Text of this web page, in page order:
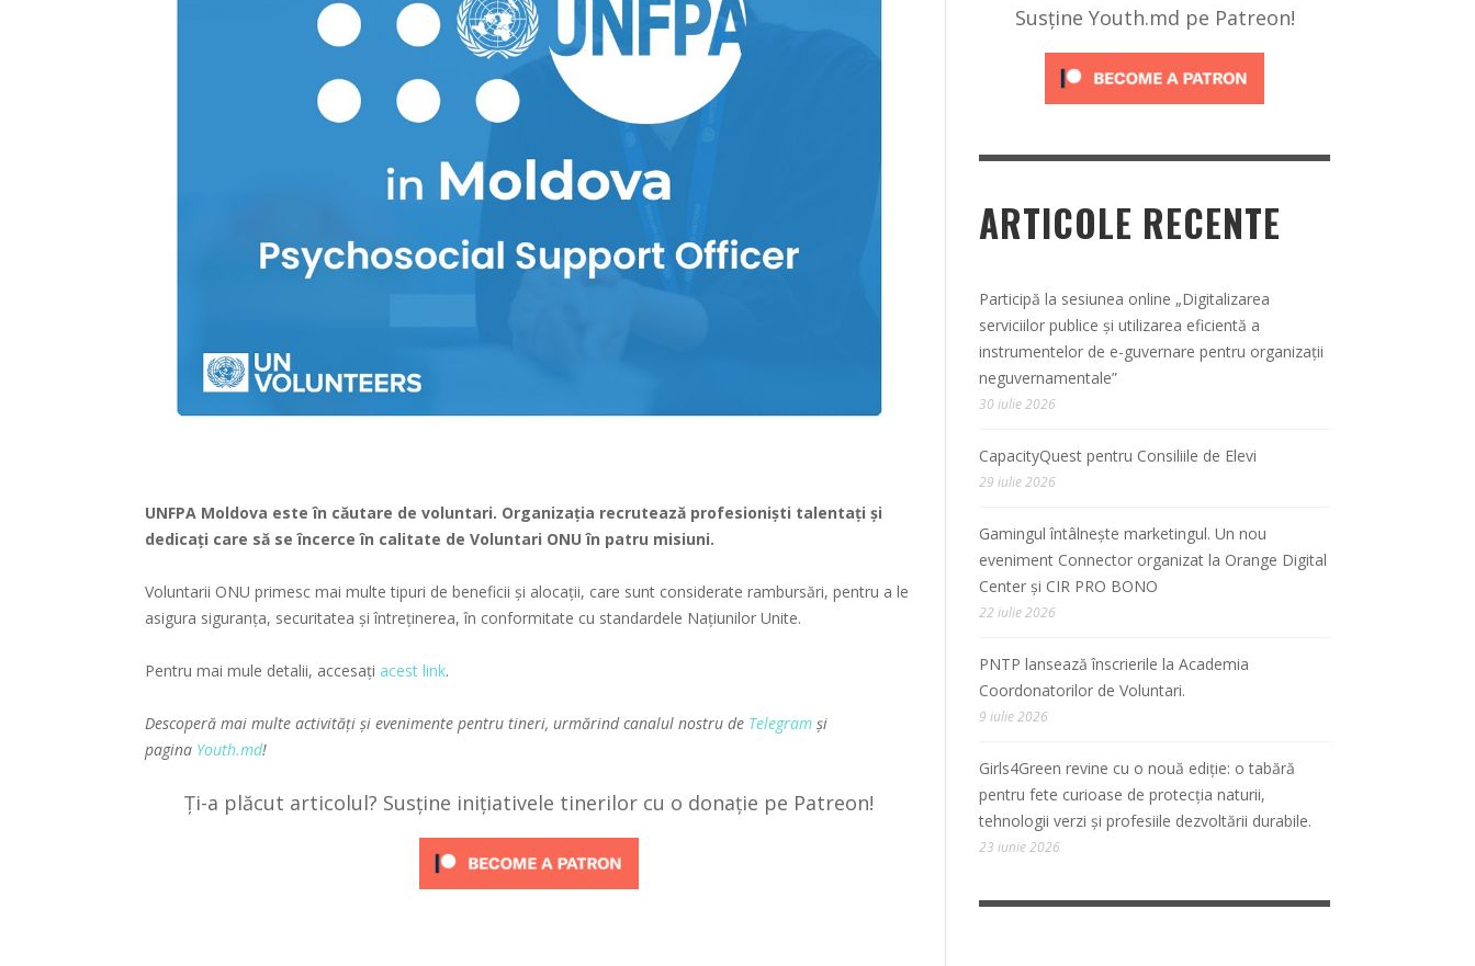
UNFPA Moldova este în căutare de voluntari. Organizația recrutează profesioniști talentați și
dedicați care să se încerce în calitate de Voluntari ONU în patru misiuni.
Voluntarii ONU primesc mai multe tipuri de beneficii și alocații, care sunt considerate rambursări, pentru a le
asigura siguranța, securitatea și întreținerea, în conformitate cu standardele Națiunilor Unite.
Pentru mai mule detalii, accesați acest link.
Descoperă mai multe activități și evenimente pentru tineri, urmărind canalul nostru de Telegram și
pagina Youth.md!
Ți-a plăcut articolul? Susține inițiativele tinerilor cu o donație pe Patreon!
Susține Youth.md pe Patreon!
ARTICOLE RECENTE
Participă la sesiunea online „Digitalizarea
serviciilor publice și utilizarea eficientă a
instrumentelor de e-guvernare pentru organizații
neguvernamentale”
30 iulie 2026
CapacityQuest pentru Consiliile de Elevi
29 iulie 2026
Gamingul întâlnește marketingul. Un nou
eveniment Connector organizat la Orange Digital
Center și CIR PRO BONO
22 iulie 2026
PNTP lansează înscrierile la Academia
Coordonatorilor de Voluntari.
9 iulie 2026
Girls4Green revine cu o nouă ediție: o tabără
pentru fete curioase de protecția naturii,
tehnologii verzi și profesiile dezvoltării durabile.
23 iunie 2026